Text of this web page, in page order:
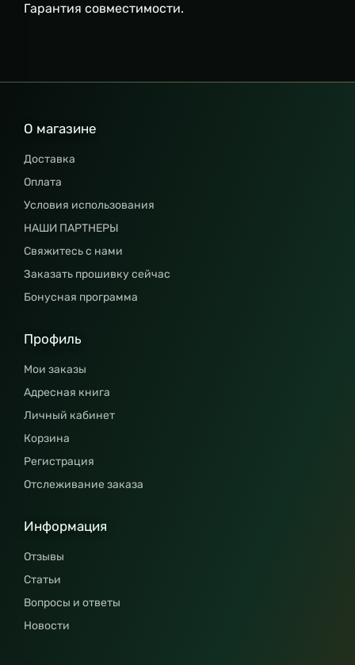
Гарантия совместимости.
О магазине
Доставка
Оплата
Условия использования
НАШИ ПАРТНЕРЫ
Свяжитесь с нами
Заказать прошивку сейчас
Бонусная программа
Профиль
Мои заказы
Адресная книга
Личный кабинет
Корзина
Регистрация
Отслеживание заказа
Информация
Отзывы
Статьи
Вопросы и ответы
Новости